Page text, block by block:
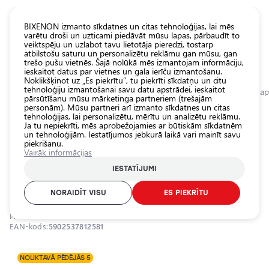
Sākumlapa Kategorijas Veikals Iekšējais auto apgaismojums
Papildu
LED spuldzes P21W / BA15 / 30LED /
SMD 3020 / 6000K / 2 gab. /
CANBUS / 5902537812581 / 25-1993
25-1993
Produkta ID:
EAN-kods:5902537812581
NOLIKTAVĀ PĒDĒJĀS 5
Visas
veikala
preces
Veikals
Pamatlukturu
spuldzes
Ārējais auto
Iekšējais auto
apgaismojums
Apgaismojuma
aksesuāri
aizsardzība
BIXENON izmanto sīkdatnes un citas tehnoloģijas, lai mēs
varētu droši un uzticami piedāvāt mūsu lapas, pārbaudīt to
veiktspēju un uzlabot tavu lietotāja pieredzi, tostarp
atbilstošu saturu un personalizētu reklāmu gan mūsu, gan
trešo pušu vietnēs. Šajā nolūkā mēs izmantojam informāciju,
ieskaitot datus par vietnes un gala ierīču izmantošanu.
Noklikšķinot uz „Es piekrītu”, tu piekrīti sīkdatņu un citu
tehnoloģiju izmantošanai savu datu apstrādei, ieskaitot
pārsūtīšanu mūsu mārketinga partneriem (trešajām
personām). Mūsu partneri arī izmanto sīkdatnes un citas
tehnoloģijas, lai personalizētu, mērītu un analizētu reklāmu.
Ja tu nepiekrīti, mēs aprobežojamies ar būtiskām sīkdatnēm
un tehnoloģijām. Iestatījumos jebkurā laikā vari mainīt savu
piekrišanu.
Vairāk informācijas
IESTATĪJUMI
NORAIDĪT VISU ES PIEKRĪTU